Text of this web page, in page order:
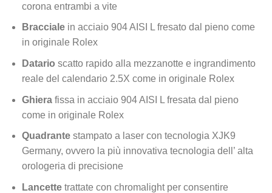
corona entrambi a vite
Braccialein acciaio 904 AISI L fresato dal pieno come
in originale Rolex
Datario scatto rapido alla mezzanotte e ingrandimento
reale del calendario 2.5X come in originale Rolex
Ghierafissa in acciaio 904 AISI L fresata dal pieno
come in originale Rolex
Quadrantestampato a laser con tecnologia XJK9
Germany, ovvero la più innovativa tecnologia dell’ alta
orologeria di precisione
Lancettetrattate con chromalight per consentire